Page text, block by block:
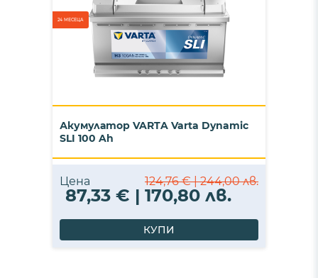
24 МЕСЕЦА
Акумулатор VARTA Varta Dynamic
SLI 100 Ah
Цена 124,76 € | 244,00 лв.
87,33 € | 170,80 лв.
КУПИ